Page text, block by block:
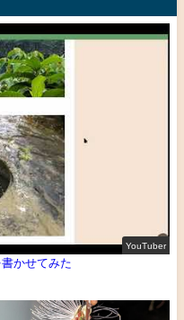
YouTuber
かせてみた